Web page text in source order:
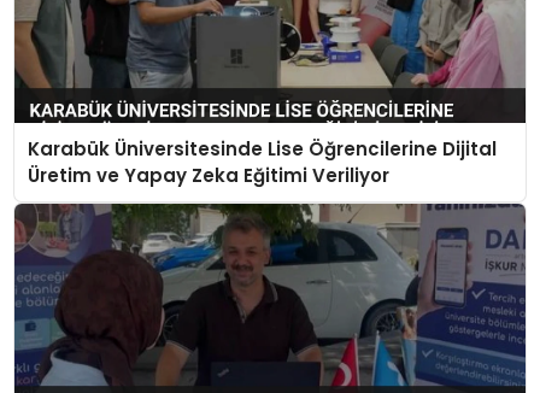
Karabük Üniversitesinde Lise Öğrencilerine Dijital
Üretim ve Yapay Zeka Eğitimi Veriliyor